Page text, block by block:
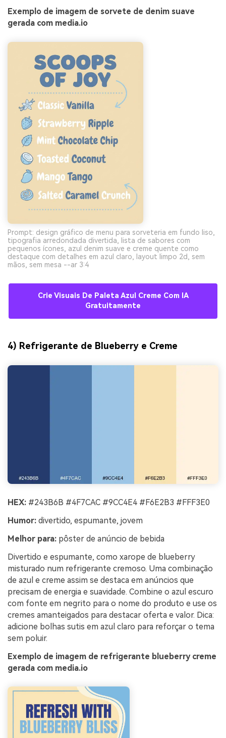
Exemplo de imagem de sorvete de denim suave
gerada com media.io
Prompt: design gráfico de menu para sorveteria em fundo liso,
tipografia arredondada divertida, lista de sabores com
pequenos ícones, azul denim suave e creme quente como
destaque com detalhes em azul claro, layout limpo 2d, sem
mãos, sem mesa --ar 3:4
Crie Visuais De Paleta Azul Creme Com IA
Gratuitamente
4) Refrigerante de Blueberry e Creme
HEX: #243B6B #4F7CAC #9CC4E4 #F6E2B3 #FFF3E0
Humor: divertido, espumante, jovem
Melhor para: pôster de anúncio de bebida
Divertido e espumante, como xarope de blueberry
misturado num refrigerante cremoso. Uma combinação
de azul e creme assim se destaca em anúncios que
precisam de energia e suavidade. Combine o azul escuro
com fonte em negrito para o nome do produto e use os
cremes amanteigados para destacar oferta e valor. Dica:
adicione bolhas sutis em azul claro para reforçar o tema
sem poluir.
Exemplo de imagem de refrigerante blueberry creme
gerada com media.io